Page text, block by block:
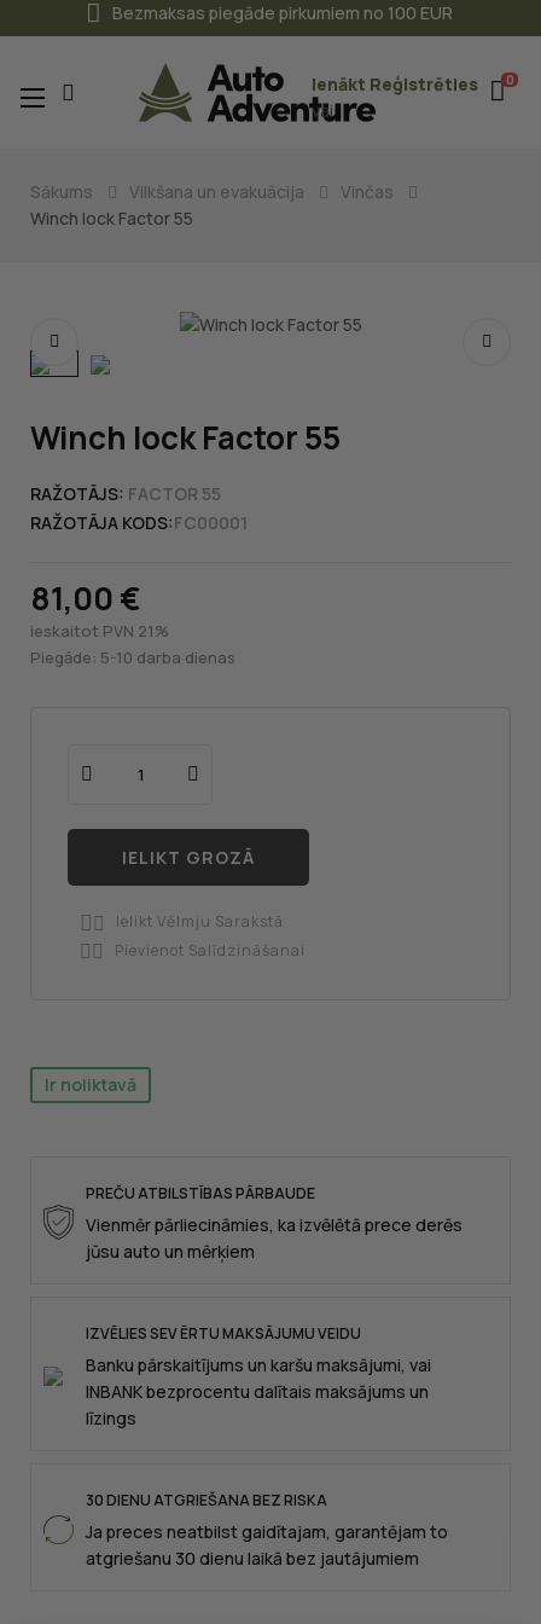
Bezmaksas piegāde pirkumiem no 100 EUR
Ienākt
vai
Reģistrēties 0
Toggle
navigation
☰
Sākums Vilkšana un evakuācija
Vinčas
Winch lock Factor 55
Winch lock Factor 55
RAŽOTĀJS: FACTOR 55
RAŽOTĀJA KODS:FC00001
81,00 €
ieskaitot PVN 21%
Piegāde: 5-10 darba dienas
IELIKT GROZĀ

Ielikt Vēlmju Sarakstā

Pievienot Salīdzināšanai
Ir noliktavā
PREČU ATBILSTĪBAS PĀRBAUDE
Vienmēr pārliecināmies, ka izvēlētā prece derēs
jūsu auto un mērķiem
IZVĒLIES SEV ĒRTU MAKSĀJUMU VEIDU
Banku pārskaitījums un karšu maksājumi, vai
INBANK bezprocentu dalītais maksājums un
līzings
30 DIENU ATGRIEŠANA BEZ RISKA
Ja preces neatbilst gaidītajam, garantējam to
atgriešanu 30 dienu laikā bez jautājumiem